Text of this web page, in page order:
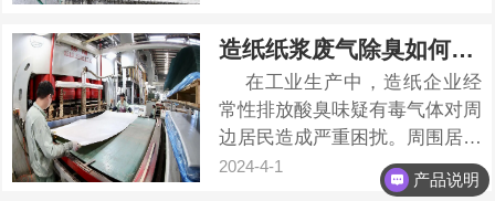
导致污水站的气味刺鼻难闻，污
水站臭味如何清除？下面我们了
解下污水站除臭剂的作用。 ...
造纸纸浆废气除臭如何解决？
在工业生产中，造纸企业经
常性排放酸臭味疑有毒气体对周
边居民造成严重困扰。周围居民
向有关部门投诉对造纸企业来说
也面临着很大的压力。那么控制
2024-4-1
产品说明